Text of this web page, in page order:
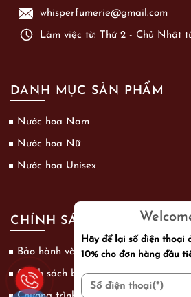
whisperfumerie@gmail.com
Làm việc từ: Thứ 2 - Chủ Nhật
DANH MỤC SẢN PHẨM
Nước hoa Nam
Nước hoa Nữ
Nước hoa Unisex
CHÍNH SÁCH
Bảo hành và đổi trả
Chính sách bảo mật thông tin khách
Hãy để lại số điện thoại
10% cho đơn hàng đầu